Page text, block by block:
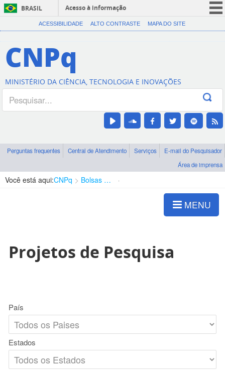
BRASIL
Acesso à informação
CORONAVÍRUS (COVID-19)
Canais
ACESSIBILIDADE ALTO CONTRASTE MAPA DO SITE
CNPq
MINISTÉRIO DA CIÊNCIA, TECNOLOGIA E INOVAÇÕES
Perguntas frequentes Central de Atendimento Serviços
E-mail do Pesquisador
Área de imprensa
Você está aqui:CNPq Bolsas e Auxílios Vigentes
MENU
Projetos de Pesquisa
País
Estados